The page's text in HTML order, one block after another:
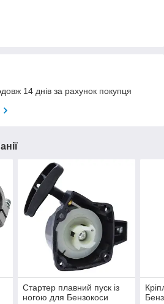
14 днів за рахунок покупця
Стартер плавний пуск із
ногою для Бензокоси